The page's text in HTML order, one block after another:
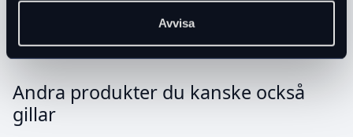
Avvisa
Produktrekommendationer
Andra produkter du kanske också
gillar